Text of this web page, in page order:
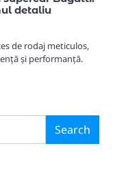
detaliu
de rodaj meticulos,
și performanță.
Search